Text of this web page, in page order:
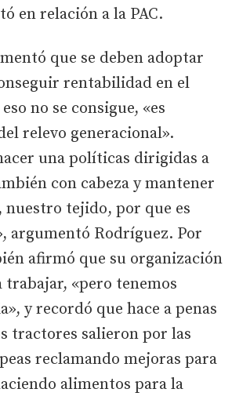
en relación a la PAC.
que se deben adoptar
rentabilidad en el
no se consigue, «es
relevo generacional».
una políticas dirigidas a
con cabeza y mantener
nuestro tejido, por que es
argumentó Rodríguez. Por
afirmó que su organización
trabajar, «pero tenemos
y recordó que hace a penas
tractores salieron por las
reclamando mejoras para
alimentos para la